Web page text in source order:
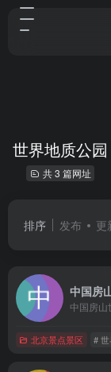
世界地质公园
共 3 篇网址
排序 发布 更
中国房
中国房山
北京景点景区 #